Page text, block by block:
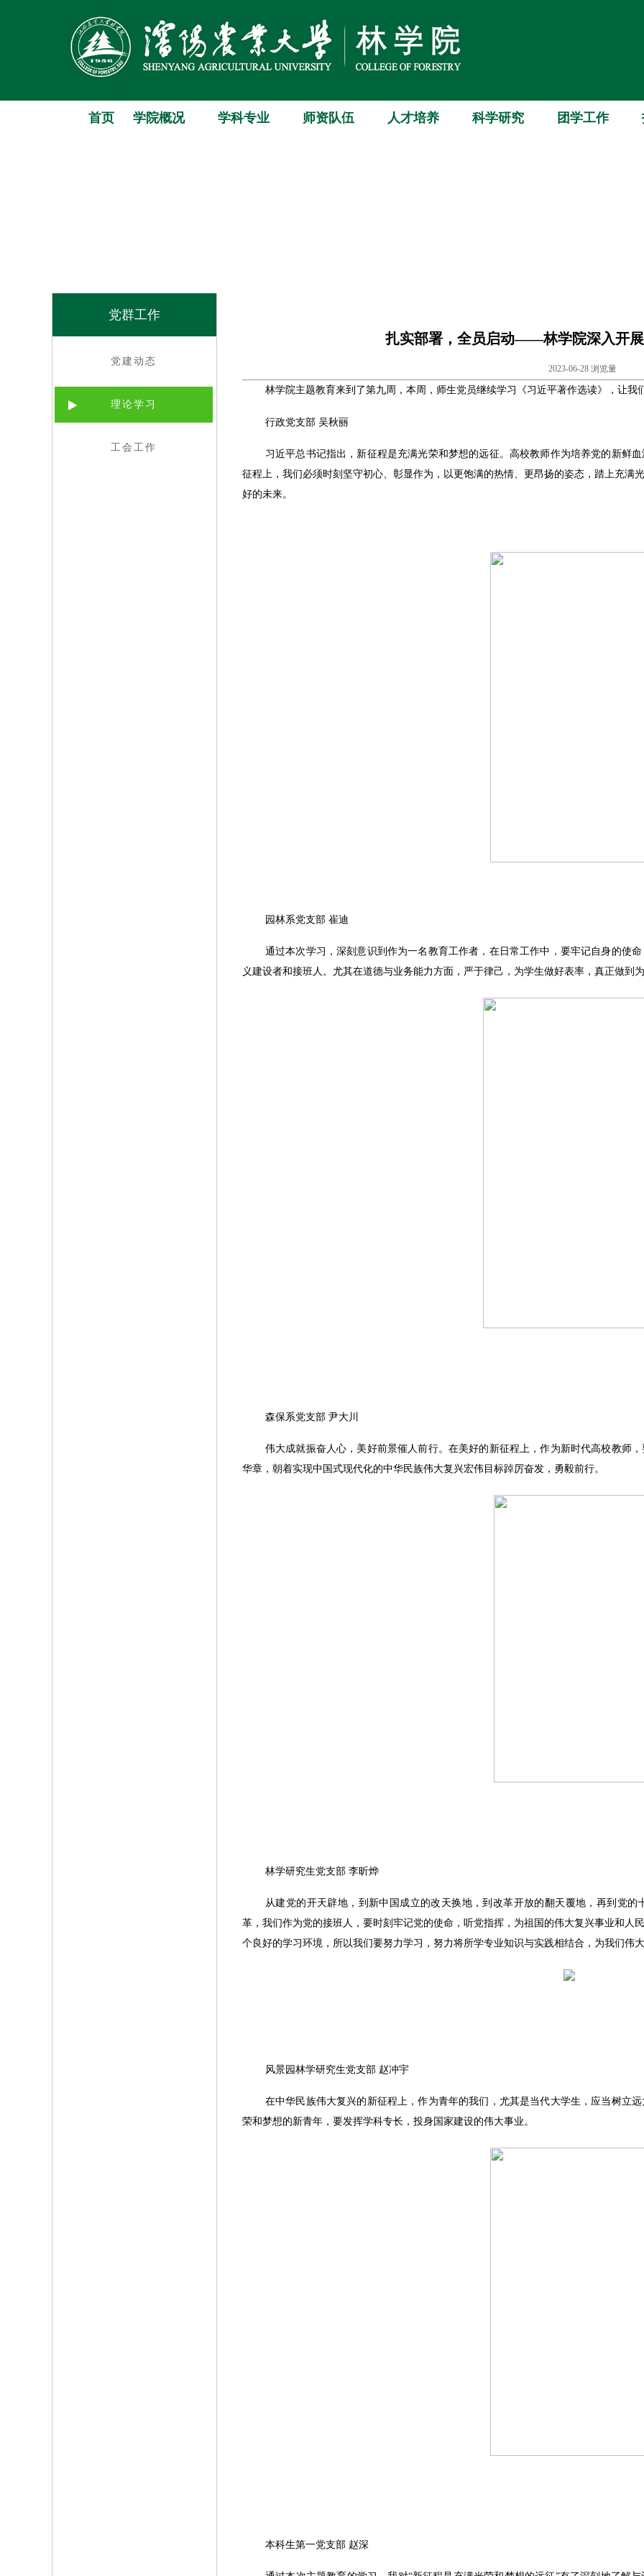
首页 学院概况 学科专业 师资队伍 人才培养 科学研究 团学工作
党群工作
党建动态
理论学习
工会工作
扎实部署，全员启动——林学院深入开展
2023-06-28 浏览量
林学院主题教育来到了第九周，本周，师生党员继续学习《习近平著作选读》，让我
行政党支部 吴秋丽
习近平总书记指出，新征程是充满光荣和梦想的远征。高校教师作为培养党的新鲜
征程上，我们必须时刻坚守初心、彰显作为，以更饱满的热情、更昂扬的姿态，踏上充满
好的未来。
园林系党支部 崔迪
通过本次学习，深刻意识到作为一名教育工作者，在日常工作中，要牢记自身的使
义建设者和接班人。尤其在道德与业务能力方面，严于律己，为学生做好表率，真正做到为
森保系党支部 尹大川
伟大成就振奋人心，美好前景催人前行。在美好的新征程上，作为新时代高校教师
华章，朝着实现中国式现代化的中华民族伟大复兴宏伟目标踔厉奋发，勇毅前行。
林学研究生党支部 李昕烨
从建党的开天辟地，到新中国成立的改天换地，到改革开放的翻天覆地，再到党
革，我们作为党的接班人，要时刻牢记党的使命，听党指挥，为祖国的伟大复兴事业和人
个良好的学习环境，所以我们要努力学习，努力将所学专业知识与实践相结合，为我们伟
风景园林学研究生党支部 赵冲宇
在中华民族伟大复兴的新征程上，作为青年的我们，尤其是当代大学生，应当树立
荣和梦想的新青年，要发挥学科专长，投身国家建设的伟大事业。
本科生第一党支部 赵深